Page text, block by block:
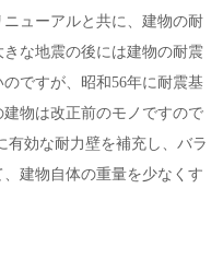
ューアルと共に、建物の耐
な地震の後には建物の耐震
ですが、昭和56年に耐震基
物は改正前のモノですので
有効な耐力壁を補充し、バラ
建物自体の重量を少なくす